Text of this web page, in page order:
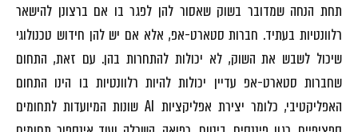
תחת הנחה שמדובר בשוק שאסור להן לפגר בו אם ברצונן להישאר
רלוונטיות בעתיד. חברות סטארט-אפ, אלא אם יש להן חידוש טכנולוגי
שיכול לשבש את השוק, לא יכולות להתחרות בהן. עם זאת, התחום
שחברות סטארט-אפ עדיין יכולות להיות רלוונטיות בו הינו התחום
האפליקטיבי, כלומר יצירת אפליקציות AI שונות המיועדות לתחומים